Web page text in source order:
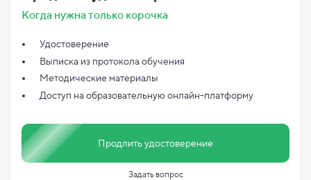
Когда нужна только корочка
Удостоверение
Выписка из протокола обучения
Методические материалы
Доступ на образовательную онлайн-платформу
Продлить удостоверение
Задать вопрос